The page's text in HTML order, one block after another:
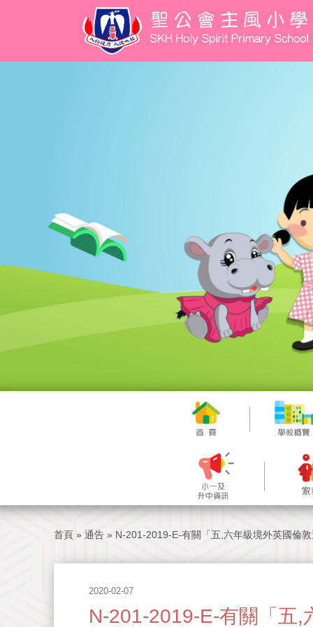
首頁 » 通告 » N-201-2019-E-有關「五,六年級境外英國倫
2020-02-07
N-201-2019-E-有關「五,